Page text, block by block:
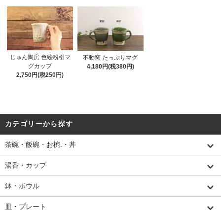
じゅん陶房 色絵粉引マ
グカップ
2,750円(税250円)
不動窯 たっぷりマグ
4,180円(税380円)
カテゴリーから探す
茶碗・飯碗・お椀.・丼
湯呑・カップ
鉢・ボウル
皿・プレート